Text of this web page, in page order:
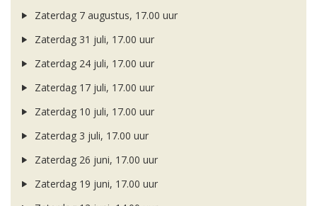
Zaterdag 7 augustus, 17.00 uur
Zaterdag 31 juli, 17.00 uur
Zaterdag 24 juli, 17.00 uur
Zaterdag 17 juli, 17.00 uur
Zaterdag 10 juli, 17.00 uur
Zaterdag 3 juli, 17.00 uur
Zaterdag 26 juni, 17.00 uur
Zaterdag 19 juni, 17.00 uur